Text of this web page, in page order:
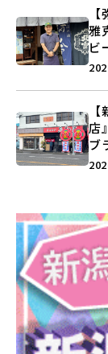
雅
ビ
史
店
ブ
し